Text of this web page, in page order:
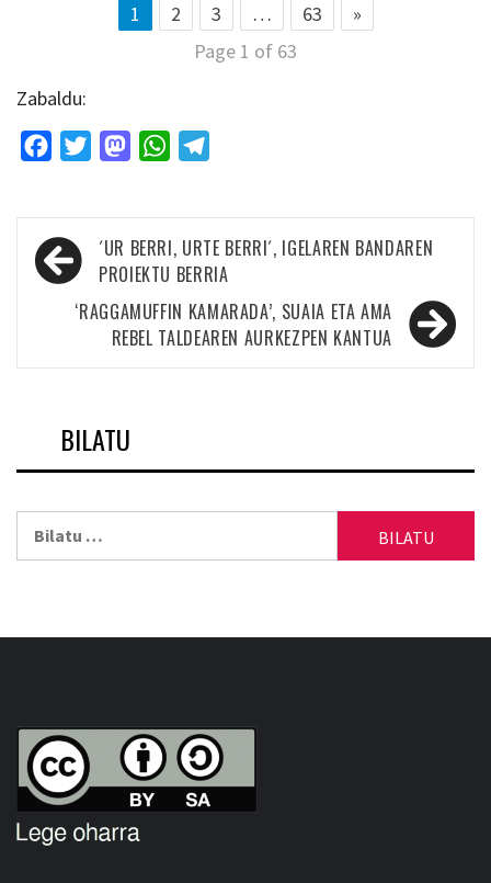
1 2 3 … 63
»
Page 1 of 63
Zabaldu:
FacebookTwitterMastodonWhatsApp
Bidalketetan
zehar
nabigatu
´UR BERRI, URTE BERRI´, IGELAREN BANDAREN
PROIEKTU BERRIA
‘RAGGAMUFFIN KAMARADA’, SUAIA ETA AMA
REBEL TALDEAREN AURKEZPEN KANTUA
BILATU